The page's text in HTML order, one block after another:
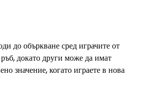
до объркване сред играчите от
докато други може да имат
значение, когато играете в нова